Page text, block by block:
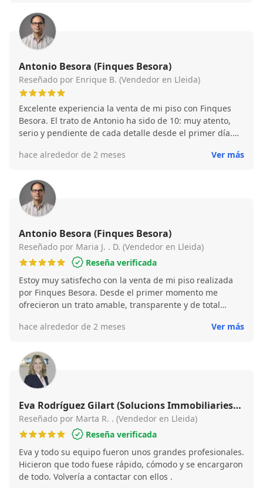
mejor servicio. Sin duda, los recomiendo a cualquiera
que esté buscando comprar una vivienda. ¡Muchas
gracias por ayudarme a cumplir este gran sueño!
Antonio Besora (Finques Besora)
Reseñado por Enrique B. (Vendedor en Lleida)
Excelente experiencia la venta de mi piso con Finques
Besora. El trato de Antonio ha sido de 10: muy atento,
serio y pendiente de cada detalle desde el primer día.
inmobiliario. Los recomiendo al 100% sin dudarlo."
hace alrededor de 2 meses Ver más
Antonio Besora (Finques Besora)
Reseñado por Maria J. . D. (Vendedor en Lleida)
Reseña verificada
Estoy muy satisfecho con la venta de mi piso realizada
por Finques Besora. Desde el primer momento me
ofrecieron un trato amable, transparente y de total
y sin complicaciones. Una experiencia excelente.
hace alrededor de 2 meses Ver más
Eva Rodríguez Gilart (Solucions Immobiliaries
Curià)
Reseñado por Marta R. . (Vendedor en Lleida)
Reseña verificada
Eva y todo su equipo fueron unos grandes profesionales.
Hicieron que todo fuese rápido, cómodo y se encargaron
de todo. Volvería a contactar con ellos .